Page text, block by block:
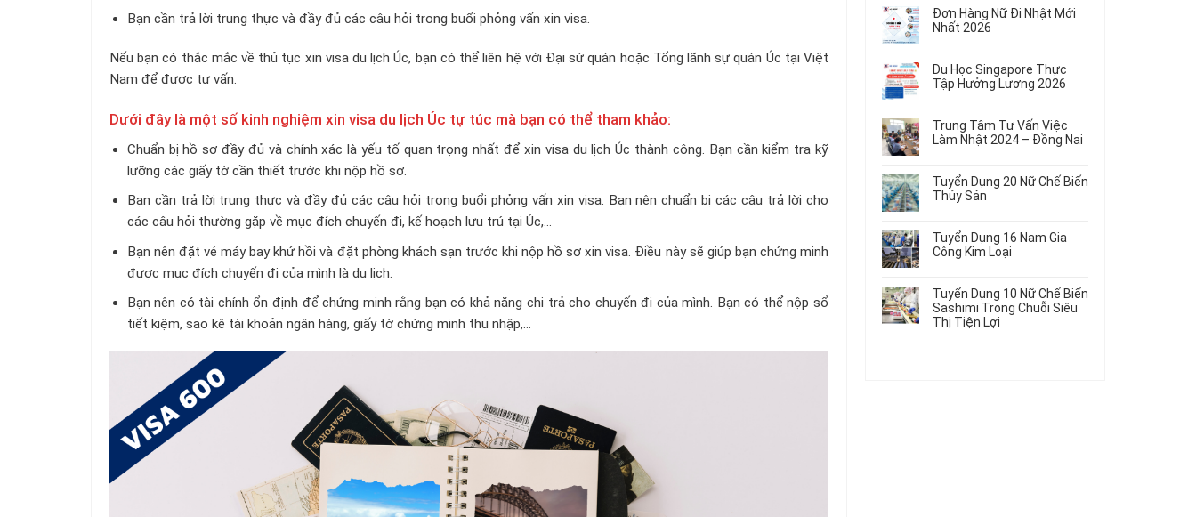
Bạn cần trả lời trung thực và đầy đủ các câu hỏi trong buổi phỏng vấn xin visa.
Nếu bạn có thắc mắc về thủ tục xin visa du lịch Úc, bạn có thể liên hệ với Đại sứ quán hoặc Tổng lãnh sự quán Úc tại Việt
Nam để được tư vấn.
Dưới đây là một số kinh nghiệm xin visa du lịch Úc tự túc mà bạn có thể tham khảo:
Chuẩn bị hồ sơ đầy đủ và chính xác là yếu tố quan trọng nhất để xin visa du lịch Úc thành công. Bạn cần kiểm tra kỹ
lưỡng các giấy tờ cần thiết trước khi nộp hồ sơ.
Bạn cần trả lời trung thực và đầy đủ các câu hỏi trong buổi phỏng vấn xin visa. Bạn nên chuẩn bị các câu trả lời cho
các câu hỏi thường gặp về mục đích chuyến đi, kế hoạch lưu trú tại Úc,…
Bạn nên đặt vé máy bay khứ hồi và đặt phòng khách sạn trước khi nộp hồ sơ xin visa. Điều này sẽ giúp bạn chứng minh
được mục đích chuyến đi của mình là du lịch.
Bạn nên có tài chính ổn định để chứng minh rằng bạn có khả năng chi trả cho chuyến đi của mình. Bạn có thể nộp sổ
tiết kiệm, sao kê tài khoản ngân hàng, giấy tờ chứng minh thu nhập,…
Rau
Củ
Áo
Trẻ
Áo
Thun
Dụng
12
Tạo
Đầu
Điện
Dùng
Tô
Máy
có
bình
luận
Tuyển
Dụng
04
Gia
Công
Chi
Tiết
Đơn Hàng Nữ Đi Nhật Mới
Nhất 2026
có
bình
luận
Đơn
Hàng
Nữ
Nhật
Mới
Nhất
Du Học Singapore Thực
Tập Hưởng Lương 2026
có
bình
luận
Du
Học
Singapore
Tập
Hưởng
Lương
Trung Tâm Tư Vấn Việc
Làm Nhật 2024 – Đồng Nai
có
bình
luận
Trung
Tâm
Tư
Việc
Làm
Nhật
2024
Tuyển Dụng 20 Nữ Chế Biến
Thủy Sản
có
bình
luận
Tuyển
Dụng
20
Nữ
Tuyển Dụng 16 Nam Gia
Công Kim Loại
có
bình
luận
ở
Tuyển Dụng 10 Nữ Chế Biến
Sashimi Trong Chuỗi Siêu
Thị Tiện Lợi